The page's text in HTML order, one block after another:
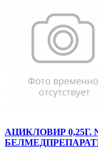
АЦИКЛОВИР 0,25Г.